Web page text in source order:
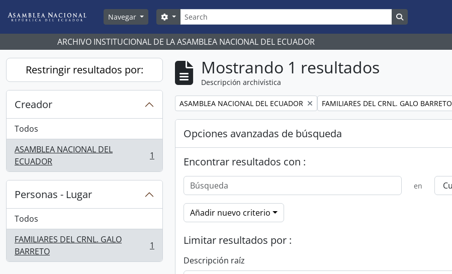
Navegar
Búsqueda
Search options
ARCHIVO INSTITUCIONAL DE LA ASAMBLEA NACIONAL DEL ECUADOR
Restringir resultados por:
Creador
Todos
ASAMBLEA NACIONAL DEL
ECUADOR
, 1 resultados 1
Personas - Lugar
Todos
FAMILIARES DEL CRNL. GALO
BARRETO
, 1 resultados 1
Mostrando 1 resultados
Descripción archivística
Remove filter:
ASAMBLEA NACIONAL DEL ECUADOR Remove filter:
FAMILIARES DEL CRNL. GALO BARRETO
Opciones avanzadas de búsqueda
Encontrar resultados con :
en
Añadir nuevo criterio
Limitar resultados por :
Descripción raíz